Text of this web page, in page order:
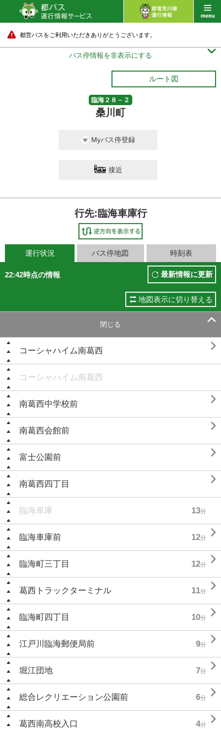
都営バスをご利用いただきありがとうございます。
バス停情報を非表示にする 
ルート図
臨海２８－２
桑川町
Myバス停登録
接近
行先:臨海車庫行
運行状況 バス停地図 時刻表
22:42時点の情報 最新情報に更新
地図表示に切り替える
閉じる 
コーシャハイム南葛西 
コーシャハイム南葛西
南葛西中学校前 
南葛西会館前 
富士公園前 
南葛西四丁目 
臨海車庫 13分
臨海車庫前 12分 
臨海町三丁目 12分 
葛西トラックターミナル 11分 
臨海町四丁目 10分 
江戸川臨海郵便局前 9分 
堀江団地 7分 
総合レクリエーション公園前 6分 
葛西南高校入口 4分 